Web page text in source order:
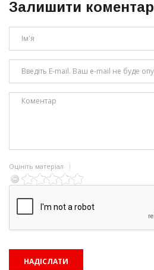
Залишити коментар
Оцініть матеріал